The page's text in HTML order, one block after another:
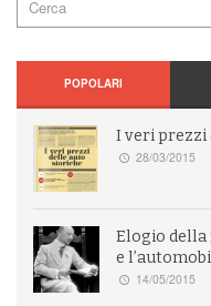
POPOLARI
I veri prezzi
28/03/2015
Elogio della
e
14/05/2015